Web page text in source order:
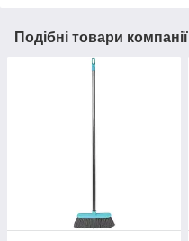
Подібні товари компанії